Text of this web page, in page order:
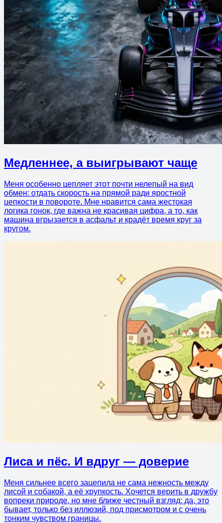
Медленнее, а выигрывают чаще
Меня особенно цепляет этот почти нелепый на вид
обмен: отдать скорость на прямой ради яростной
цепкости в повороте. Мне нравится сама жестокая
логика гонок, где важна не красивая цифра, а то, как
машина вгрызается в асфальт и крадёт время круг за
кругом.
Лиса и пёс. И вдруг — доверие
Меня сильнее всего зацепила не сама нежность между
лисой и собакой, а её хрупкость. Хочется верить в дружбу
вопреки природе, но мне ближе честный взгляд: да, это
бывает, только без иллюзий, под присмотром и с очень
тонким чувством границы.